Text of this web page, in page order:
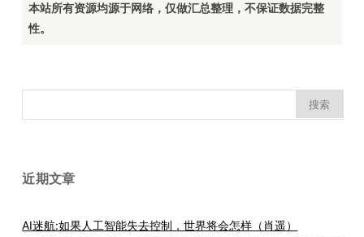
本站所有资源均源于网络，仅做汇总整理，不保证数据完整
性。
索：
近期文章
AI迷航:如果人工智能失去控制，世界将会怎样（肖遥）